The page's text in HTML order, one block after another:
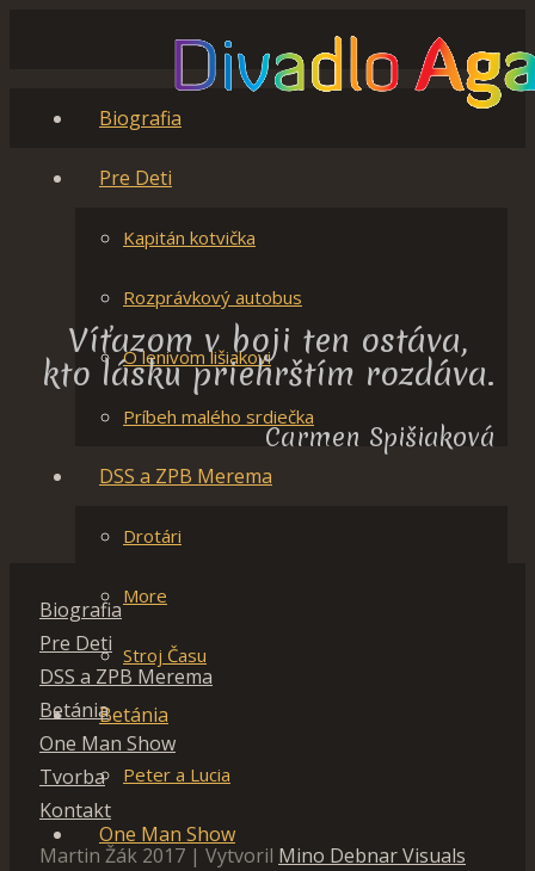
Biografia
Pre Deti
Kapitán kotvička
Rozprávkový autobus
O lenivom lišiakovi
Príbeh malého srdiečka
DSS a ZPB Merema
Drotári
More
Stroj Času
Betánia
Peter a Lucia
One Man Show
Víťazom v boji ten ostáva,
kto lásku priehrštím rozdáva.
Carmen Spišiaková
Biografia
Pre Deti
DSS a ZPB Merema
Betánia
One Man Show
Tvorba
Kontakt
Martin Žák 2017 | Vytvoril Mino Debnar Visuals